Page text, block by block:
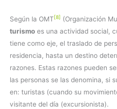
Según la OMT[8] (Organización
turismo es una actividad social,
tiene como eje, el traslado de
residencia, hasta un destino
razones. Estas razones pueden
las personas se las denomina, si
en: turistas (cuando su
visitante del día (excursionista).